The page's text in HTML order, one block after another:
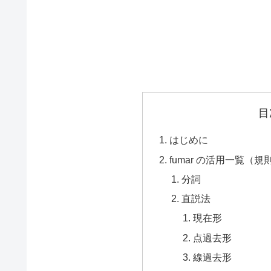
はじめに
fumar の活用一覧（規
分詞
直説法
現在形
点過去形
線過去形